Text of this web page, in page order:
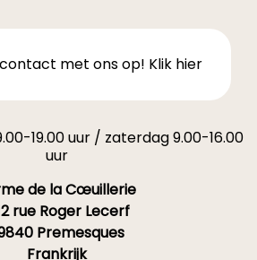
met ons op! Klik hier
19.00 uur / zaterdag 9.00-16.00
uur
de la Cœuillerie
rue Roger Lecerf
Premesques
Frankrijk